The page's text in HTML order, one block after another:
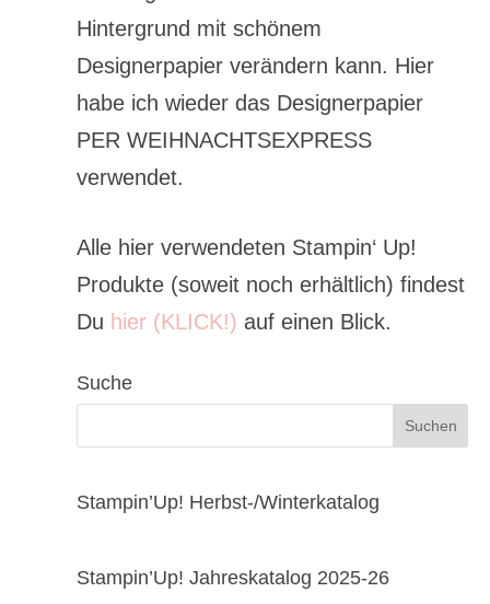
Hintergrund mit schönem
Designerpapier verändern kann. Hier
habe ich wieder das Designerpapier
PER WEIHNACHTSEXPRESS
verwendet.
Alle hier verwendeten Stampin‘ Up!
Produkte (soweit noch erhältlich) findest
Du hier (KLICK!) auf einen Blick.
Suche
Stampin’Up! Herbst-/Winterkatalog
Stampin’Up! Jahreskatalog 2025-26